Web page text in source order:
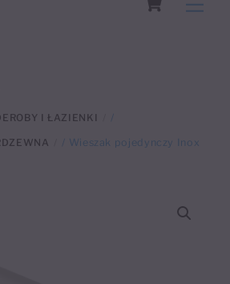
I ŁAZIENKI /
/ Wieszak pojedynczy Inox